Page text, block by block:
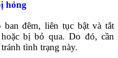
hỏng
đêm, liên tục bật và tắt
bị bỏ qua. Do đó, cần
tình trạng này.